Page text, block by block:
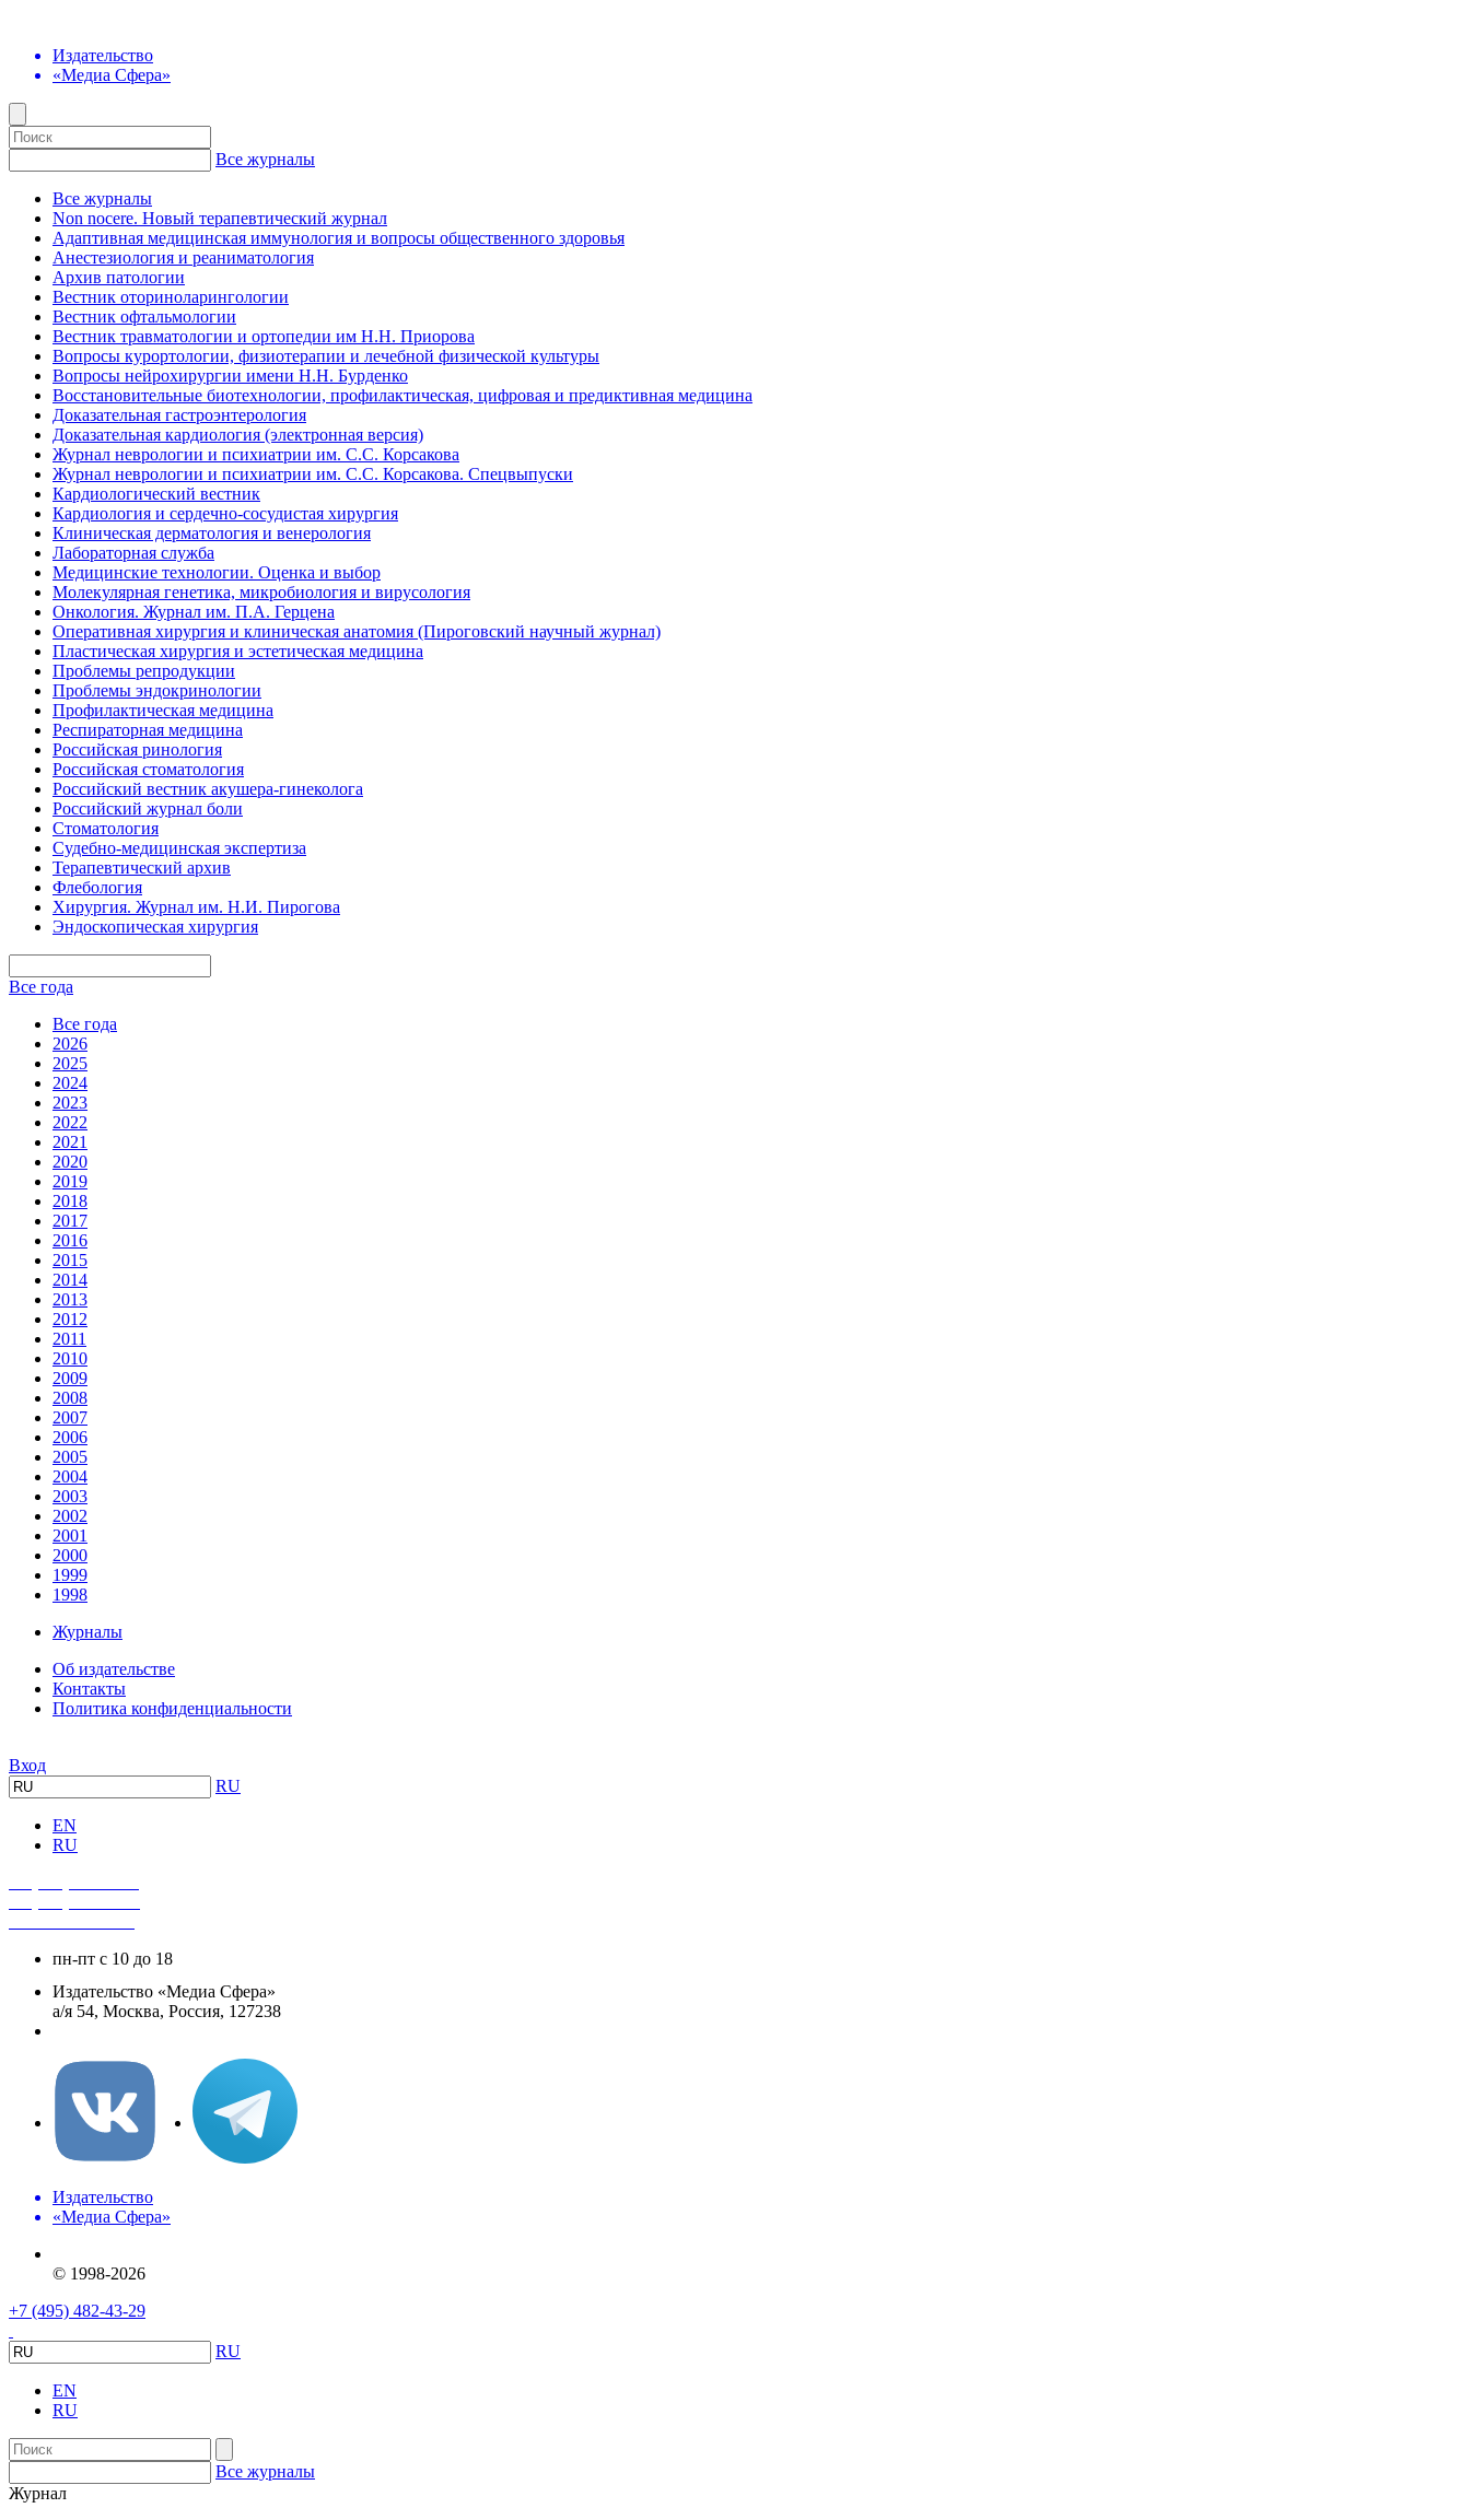
Издательство
«Медиа Сфера»
Все журналы
Все журналы
Non nocere. Новый терапевтический журнал
Адаптивная медицинская иммунология и вопросы общественного здоровья
Анестезиология и реаниматология
Архив патологии
Вестник оториноларингологии
Вестник офтальмологии
Вестник травматологии и ортопедии им Н.Н. Приорова
Вопросы курортологии, физиотерапии и лечебной физической культуры
Вопросы нейрохирургии имени Н.Н. Бурденко
Восстановительные биотехнологии, профилактическая, цифровая и предиктивная медицина
Доказательная гастроэнтерология
Доказательная кардиология (электронная версия)
Журнал неврологии и психиатрии им. С.С. Корсакова
Журнал неврологии и психиатрии им. С.С. Корсакова. Спецвыпуски
Кардиологический вестник
Кардиология и сердечно-сосудистая хирургия
Клиническая дерматология и венерология
Лабораторная служба
Медицинские технологии. Оценка и выбор
Молекулярная генетика, микробиология и вирусология
Онкология. Журнал им. П.А. Герцена
Оперативная хирургия и клиническая анатомия (Пироговский научный журнал)
Пластическая хирургия и эстетическая медицина
Проблемы репродукции
Проблемы эндокринологии
Профилактическая медицина
Респираторная медицина
Российская ринология
Российская стоматология
Российский вестник акушера-гинеколога
Российский журнал боли
Стоматология
Судебно-медицинская экспертиза
Терапевтический архив
Флебология
Хирургия. Журнал им. Н.И. Пирогова
Эндоскопическая хирургия
Все года
Все года
2026
2025
2024
2023
2022
2021
2020
2019
2018
2017
2016
2015
2014
2013
2012
2011
2010
2009
2008
2007
2006
2005
2004
2003
2002
2001
2000
1999
1998
Журналы
Об издательстве
Контакты
Политика конфиденциальности
Вход
RU
EN
RU
пн-пт с 10 до 18
Издательство «Медиа Сфера»
а/я 54, Москва, Россия, 127238
Издательство
«Медиа Сфера»
© 1998-2026
+7 (495) 482-43-29
RU
EN
RU
Все журналы
Журнал